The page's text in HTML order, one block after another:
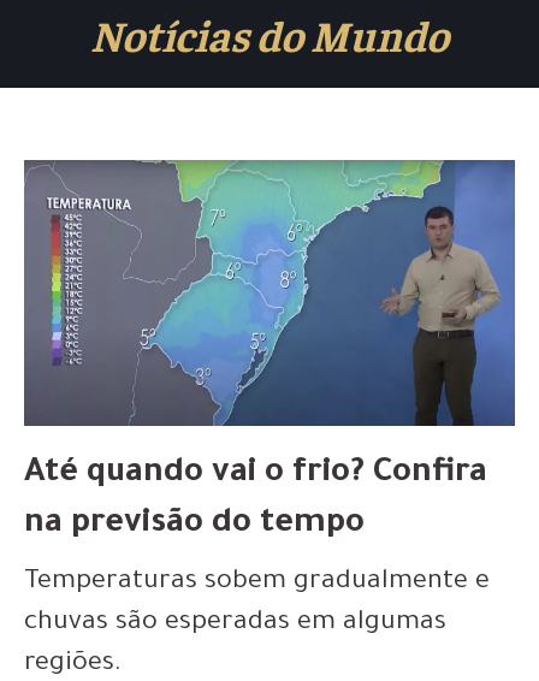
Notícias do Mundo
Até quando vai o frio? Confira
na previsão do tempo
Temperaturas sobem gradualmente e
chuvas são esperadas em algumas
regiões.